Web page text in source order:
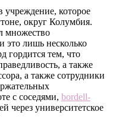
учреждение, которое
округ Колумбия.
множество
это лишь несколько
гордится тем, что
а также
а также сотрудники
с соседями, bordell-
через университетское